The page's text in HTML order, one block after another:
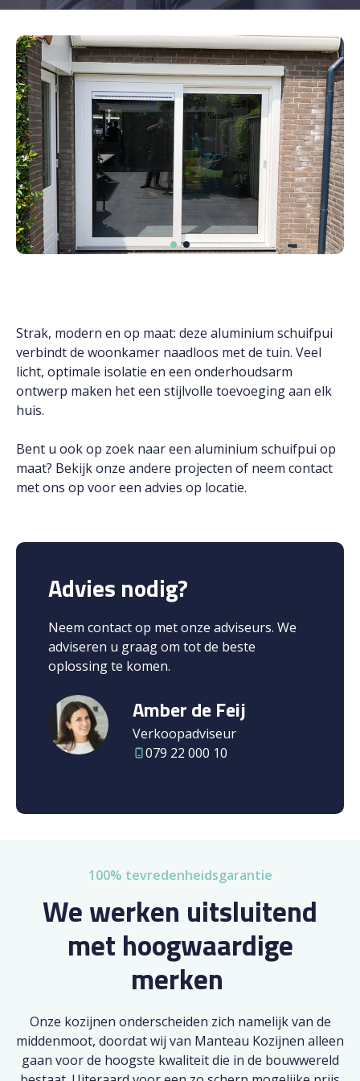
Strak, modern en op maat: deze aluminium schuifpui
verbindt de woonkamer naadloos met de tuin. Veel
licht, optimale isolatie en een onderhoudsarm
ontwerp maken het een stijlvolle toevoeging aan elk
huis.
Bent u ook op zoek naar een aluminium schuifpui op
maat? Bekijk onze andere projecten of neem contact
met ons op voor een advies op locatie.
Advies nodig?
Neem contact op met onze adviseurs. We
adviseren u graag om tot de beste
oplossing te komen.
Amber de Feij
Verkoopadviseur
079 22 000 10
100% tevredenheidsgarantie
We werken uitsluitend
met hoogwaardige
merken
Onze kozijnen onderscheiden zich namelijk van de
middenmoot, doordat wij van Manteau Kozijnen alleen
gaan voor de hoogste kwaliteit die in de bouwwereld